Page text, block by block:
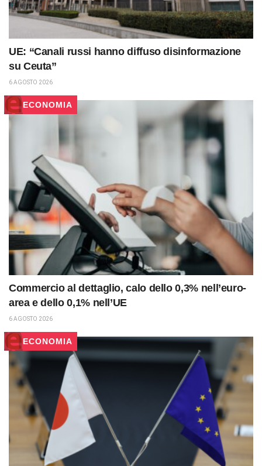
UE: “Canali russi hanno diffuso disinformazione
su Ceuta”
6 AGOSTO 2026
ECONOMIA
Commercio al dettaglio, calo dello 0,3% nell’euro-
area e dello 0,1% nell’UE
6 AGOSTO 2026
ECONOMIA